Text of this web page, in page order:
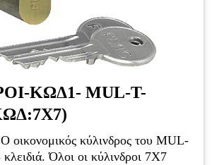
ΚΩΔ1- MUL-T-
κύλινδρος του MUL-
Όλοι οι κύλινδροι 7X7